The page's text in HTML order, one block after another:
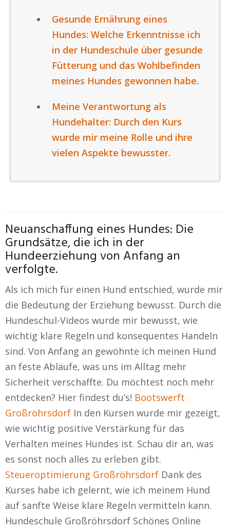
Gesunde Ernährung eines
Hundes: Welche Erkenntnisse ich
in der Hundeschule über gesunde
Fütterung und das Wohlbefinden
meines Hundes gewonnen habe.
Meine Verantwortung als
Hundehalter: Durch den Kurs
wurde mir meine Rolle und ihre
vielen Aspekte bewusster.
Neuanschaffung eines Hundes: Die
Grundsätze, die ich in der
Hundeerziehung von Anfang an
verfolgte.
Als ich mich für einen Hund entschied, wurde mir
die Bedeutung der Erziehung bewusst. Durch die
Hundeschul-Videos wurde mir bewusst, wie
wichtig klare Regeln und konsequentes Handeln
sind. Von Anfang an gewöhnte ich meinen Hund
an feste Abläufe, was uns im Alltag mehr
Sicherheit verschaffte. Du möchtest noch mehr
entdecken? Hier findest du’s! Bootswerft
Großröhrsdorf In den Kursen wurde mir gezeigt,
wie wichtig positive Verstärkung für das
Verhalten meines Hundes ist. Schau dir an, was
es sonst noch alles zu erleben gibt.
Steueroptimierung Großröhrsdorf Dank des
Kurses habe ich gelernt, wie ich meinem Hund
auf sanfte Weise klare Regeln vermitteln kann.
Hundeschule Großröhrsdorf Schönes Online